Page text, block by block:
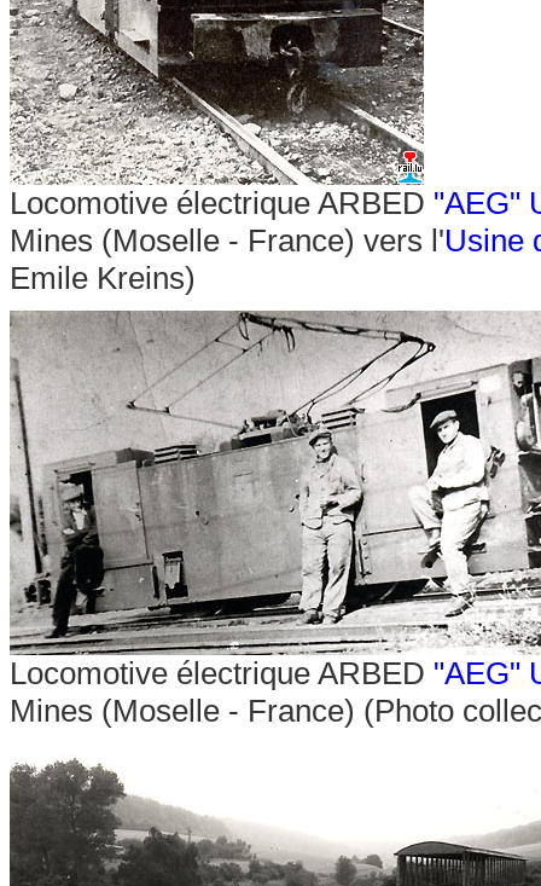
Locomotive électrique ARBED "AEG"
Mines (Moselle - France) vers l'Usine
Emile Kreins)
Locomotive électrique ARBED "AEG"
Mines (Moselle - France) (Photo